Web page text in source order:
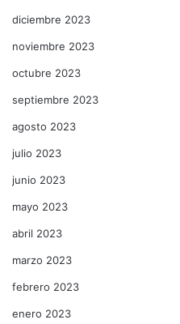
diciembre 2023
noviembre 2023
octubre 2023
septiembre 2023
agosto 2023
julio 2023
junio 2023
mayo 2023
abril 2023
marzo 2023
febrero 2023
enero 2023